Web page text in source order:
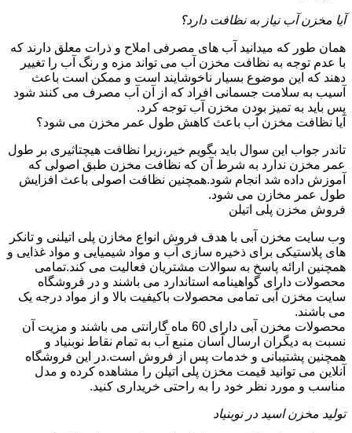
آیا مخزن آب نیاز به نظافت دارد؟
همان طور که میدانید آب های مصرفی املاح و ذرات معلق دارند که
با عدم توجه به نظافت مخزن آب می تواند مزه و رنگ آب را تغییر
دهند که این موضوع بسیار ناخوشایند است و ممکن است باعث
آسیب به سلامت جسمانی افراد که از آن آب مصرف می کنند شود
پس باید به تمیز بودن مخزن آب توجه کرد.
آیا نظافت مخزن آب باعث کاهش طول عمر مخزن می شود؟
تاندر جواب این سوال باید بگویم خیر،زیرا نظافت هیچتاثیری بر طول
عمر مخزن ندارد به شرط آن که نظافت مخزن طبق اصولی که
آموزش داده شد انجام شود.همچنین نظافت اصولی باعث افزایش
طول عمر مخازن می شود.
فروش مخزن پلی اتیلن
وب سایت مخزن آبی با هدف فروش انواع مخازن پلی اتیلنی و تانکر
های پلاستیکی برای ذخیره سازی آب و مواد شیمیایی و مواد غذایی و
همچنین ارائه پاسخ به سوالات مشتریان فعالیت می کند.تمامی
محصولات دارای گواهینامه استاندارد می باشند و در فروشگاه
سایت مخزن آبی تمامی محصولات باکیفیت بالا و از مواد درجه یک
می باشند.
محصولات مخزن آبی دارای 60 ماه گارانتی می باشند و مزیت آن
نسبت به دیگران ارسال آسان منبع آب به تمام نقاط نوبنیاد و
همچنین پشتیبانی و خدمات پس از فروش است.در این فروشگاه
آنلاین می توانید قیمت مخزن پلی اتیلن را مشاهده کرده و مدل
مناسب و مورد نظر خود را به راحتی خریداری کنید.
تولید مخزن اسید در نوبنیاد